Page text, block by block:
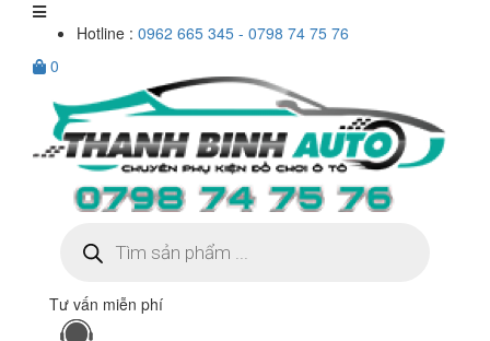
Hotline : 0962 665 345 - 0798 74 75 76
0
kiếm
sản
Tư vấn miễn phí